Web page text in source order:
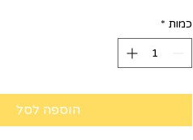
לכל
100
כמות *
הוספה לסל